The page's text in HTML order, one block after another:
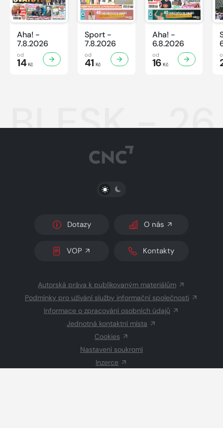
Aha! -
7.8.2026
od
14Kč
Sport -
7.8.2026
od
41 Kč
Aha! -
6.8.2026
od
16 Kč
BLESK -
PŘEPNOUT SVĚTLÝ/TMAVÝ REŽIM
Dotazy O nás
VOP Kontakty
Autorská práva k publikovaným materiálům
Podmínky pro užívání služby informační společnosti
Informace o zpracování osobních údajů
Jednotná kontaktní místa
Cookies
Nastavení soukromí
Inzerce